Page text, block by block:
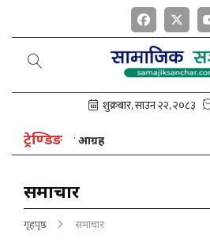
ट्रेण्डिङ
नेपालको आग्रह
समाचार
गृहपृष्ठ समाचार